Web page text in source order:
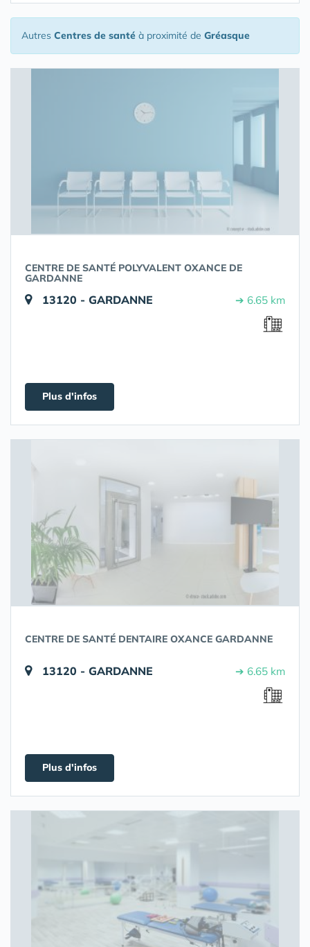
Autres Centres de santé à proximité de Gréasque
CENTRE DE SANTÉ POLYVALENT OXANCE DE
GARDANNE
13120 - GARDANNE ➔ 6.65 km
Plus d'infos
CENTRE DE SANTÉ DENTAIRE OXANCE GARDANNE
13120 - GARDANNE ➔ 6.65 km
Plus d'infos